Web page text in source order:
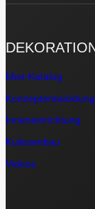
Miet-Katalog
Konzeptentwicklung
Inneneinrichtung
Kulissenbau
Videos